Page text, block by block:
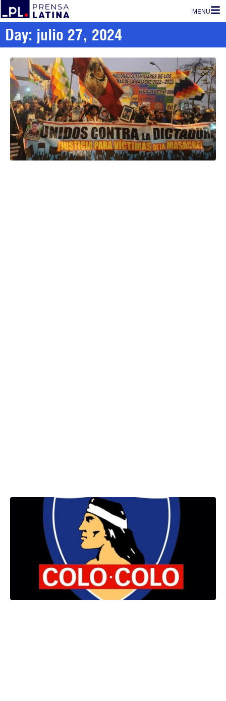
MENU
Day: julio 27, 2024